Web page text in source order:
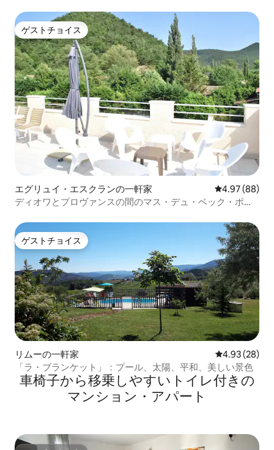
du sport。 Naviliera les Goges エスタニ
観光局 Passeig Darder - pesquera No. 10
17820バニョーレス 電話番号：972 58 34
70/626 225 200
www.navilieralesgoges.cat
カヤック/カヤック： （ES）バニョーレス
湖には、カヤックをするのに理想的な特
徴があります。 環境が変化に非常に敏感
な生態系であるため、個人のカヤックで
のアクセスは禁止されています。 このた
め、カヤックのレンタルサービスをCaiac
i Natura社を通じて訪問者に提供していま
す。 （ENG）バニョーレス湖は、カヤッ
クに理想的な条件を持っています。 環境
の中で、変化に非常に敏感な生態系であ
るため、個人的なカヤックは禁止されて
Natura社を通じてカヤックレンタルサー
ビスが提供されています。 （FR）Le lac
de Banyoles présente des
caractéristiques idéales pour la pratique
du kayak。 S'agissant d'un
environnement avec un écosystème
très sensible aux changements、il est
interdit d'y accéder avec un kayak
particulier。 C'est pour cette raison
qu'un service de location de kayak est
mis à disposition des visiteurs à travers
l'entreprise Caiac i Natura。 Caiac i
Natura C / Pere Alsius、98 17820バニョ
ーレス 電話番号：699 770 647
www.caiacinatura.com アクセスルームに
は、多くの観光情報、地域の地図、アク
ドが複数の言語で用意されています。
ゲストチョイス
ゲストチョイス
エグリュイ・エスクランの一軒家 レビュー88
4.97 (88)
ディオワとプロヴァンスの間のマス・デュ・ベック・ポワ
ゲストチョイス
ゲストチョイス
リムーの一軒家 レビュー28
4.93 (28)
「ラ・ブランケット」：プール、太陽、平和、美しい景色
車椅子から移乗しやすいトイレ付きの
マンション・アパート